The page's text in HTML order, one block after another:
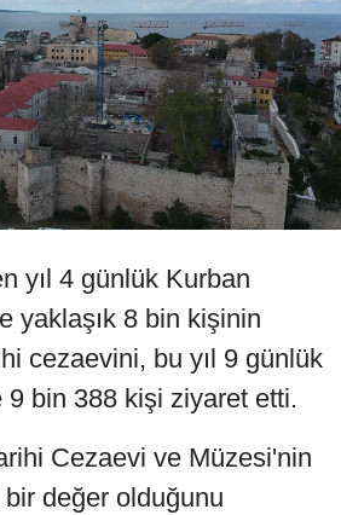
yıl 4 günlük Kurban
yaklaşık 8 bin kişinin
cezaevini, bu yıl 9 günlük
9 bin 388 kişi ziyaret etti.
Cezaevi ve Müzesi'nin
değer olduğunu